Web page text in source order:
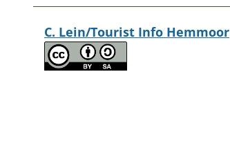
C. Lein/Tourist Info Hemmoor